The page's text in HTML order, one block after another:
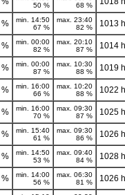
50 %
68 %
%
min. 14:50
67 %
max. 23:40
82 %
1013
%
min. 00:00
82 %
max. 20:10
87 %
1014
%
min. 00:00
87 %
max. 10:30
88 %
1019
%
min. 16:00
66 %
max. 10:20
88 %
1022
%
min. 16:00
70 %
max. 09:30
87 %
1025
%
min. 15:40
61 %
max. 09:30
86 %
1026
%
min. 14:50
53 %
max. 09:40
84 %
1028
%
min. 14:00
56 %
max. 06:30
81 %
1026